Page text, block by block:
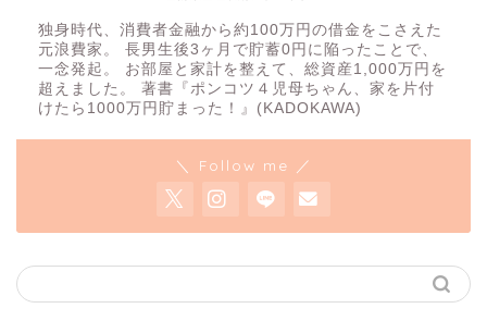
独身時代、消費者金融から約100万円の借金をこさえた
元浪費家。 長男生後3ヶ月で貯蓄0円に陥ったことで、
一念発起。 お部屋と家計を整えて、総資産1,000万円を
超えました。 著書『ポンコツ４児母ちゃん、家を片付
けたら1000万円貯まった！』(KADOKAWA)
＼ Follow me ／